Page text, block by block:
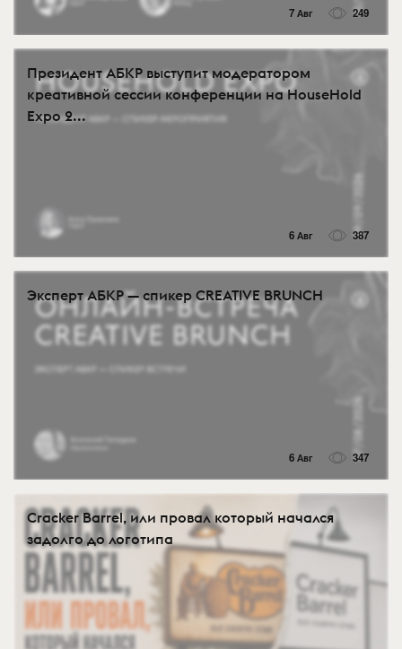
7 Авг 249
Президент АБКР выступит модератором
креативной сессии конференции на HouseHold
Expo 2...
6 Авг 387
Эксперт АБКР — спикер CREATIVE BRUNCH
6 Авг 347
Cracker Barrel, или провал который начался
задолго до логотипа